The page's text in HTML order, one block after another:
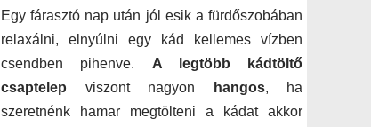
Egy fárasztó nap után jól esik a fürdőszobában
relaxálni, elnyúlni egy kád kellemes vízben
csendben pihenve. A legtöbb kádtöltő
csaptelep viszont nagyon hangos, ha
szeretnénk hamar megtölteni a kádat akkor